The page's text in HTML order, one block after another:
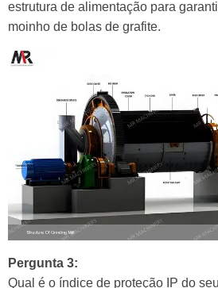
estrutura de alimentação para
moinho de bolas de grafite.
Pergunta 3:
Qual é o índice de proteção IP do